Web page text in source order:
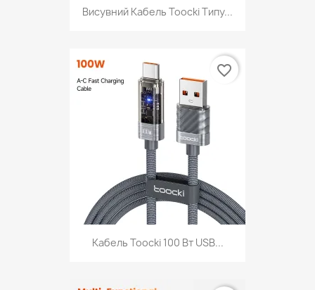
Висувний Кабель Toocki Типу...
Кабель Toocki 100 Вт USB...
favorite_border